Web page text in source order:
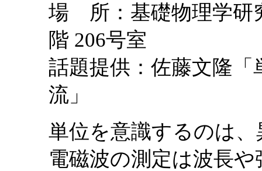
場 所：基礎物理学研
階 206号室
話題提供：佐藤文隆
流」
単位を意識するのは
電磁波の測定は波長